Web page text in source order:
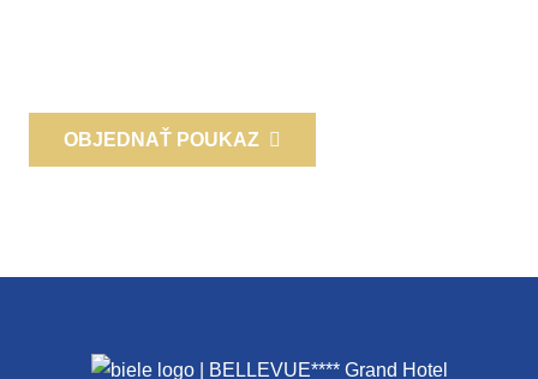
OBJEDNAŤ POUKAZ